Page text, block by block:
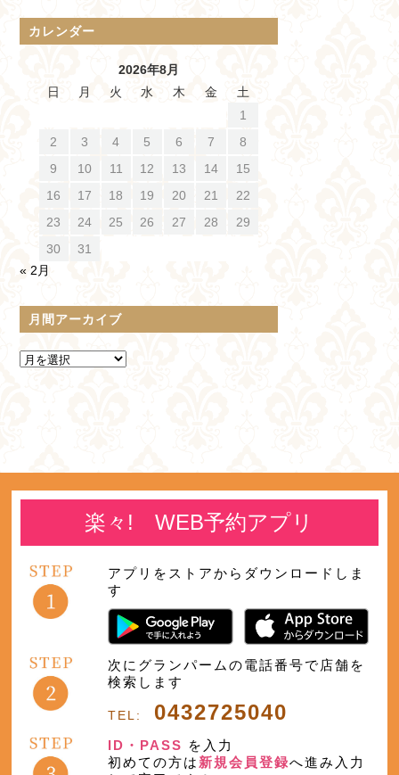
カレンダー
2026年8月
日
月 火 水 木 金
土
1
2
3 4 5 6 7
8
9
10 11 12 13 14
15
16
17 18 19 20 21
22
23
24 25 26 27 28
29
30
31
« 2月
月間アーカイブ
楽々! WEB予約アプリ
アプリをストアからダウンロードしま
す
次にグランパームの電話番号で店舗を
検索します
TEL: 0432725040
ID・PASS を入力
初めての方は 新規会員登録へ進み入力